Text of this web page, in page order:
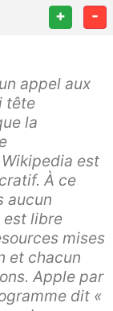
+ -
appel aux
tête
la
est
À ce
aucun
est libre
mises
et chacun
Apple par
dit «